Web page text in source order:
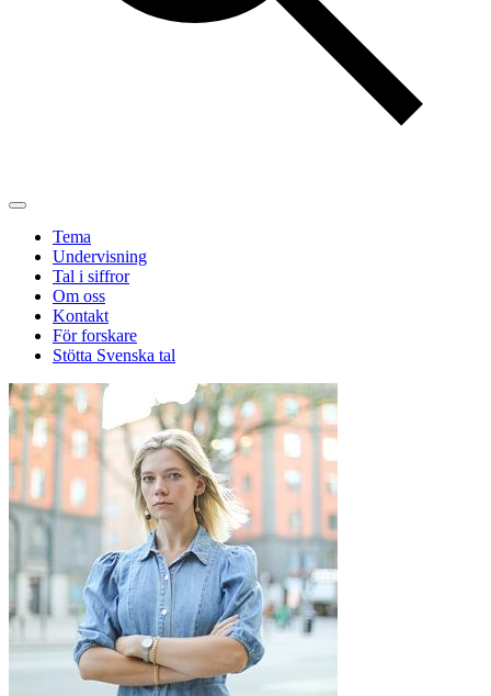
Tema
Undervisning
Tal i siffror
Om oss
Kontakt
För forskare
Stötta Svenska tal